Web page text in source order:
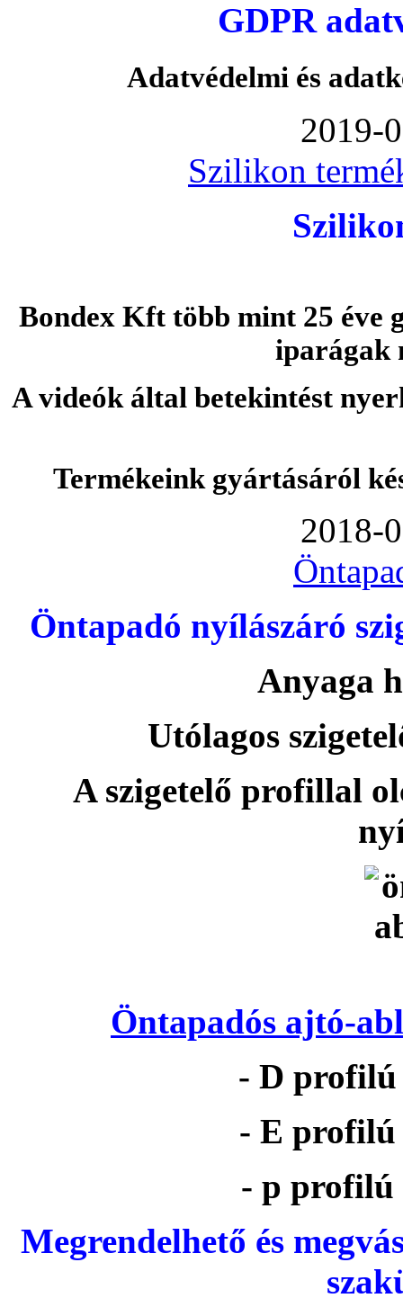
GDPR
Adatvédelmi és
2019-
Szilikon
Bondex Kft több mint 25 éve
iparágak
A videók által betekintést
Termékeink gyártásáról
2018-
Öntapadó nyílászáró
Anyaga
Utólagos
A szigetelő profillal
Öntapadós ajtó-
- D profilú
- E profilú
- p profilú
Megrendelhető és